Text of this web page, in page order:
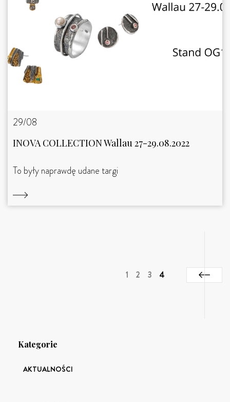
29/08
INOVA COLLECTION Wallau 27-29.08.2022
To były naprawdę udane targi
1 2 3 4
Kategorie
AKTUALNOŚCI